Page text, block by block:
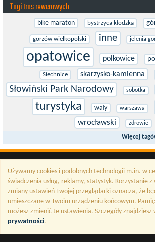
Tagi tras rowerowych
bike maraton bystrzyca kłodzka
gorzów wielkopolski inne jelenia
opatowice polkowice
Siechnice skarzysko-kamienna
Słowiński Park Narodowy sobotka
turystyka wały warszawa
wrocławski zdrowie
Więcej
Używamy cookies i podobnych technologii m.in. w
świadczenia usług, reklamy, statystyk. Korzystanie
zmiany ustawień Twojej przeglądarki oznacza, że
umieszczane w Twoim urządzeniu końcowym.
możesz zmienić te ustawienia. Szczegóły znajdziesz
prywatności.